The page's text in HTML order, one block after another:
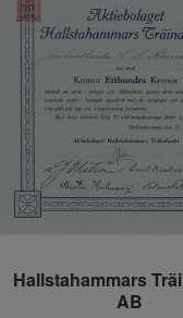
Hallstahammars
AB